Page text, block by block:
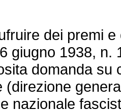
dei premi e
giugno 1938, n.
domanda su
(direzione
nazionale